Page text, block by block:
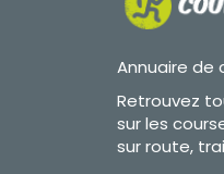
Annuaire de
Retrouvez
sur les
sur route,